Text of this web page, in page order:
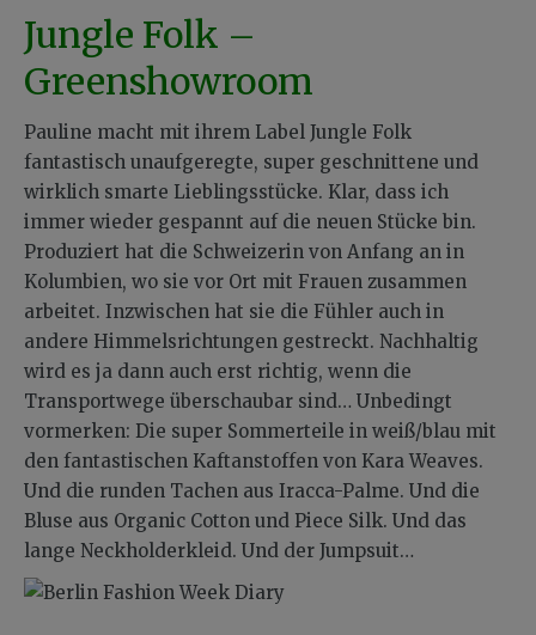
Jungle Folk –
Greenshowroom
Pauline macht mit ihrem Label Jungle Folk
fantastisch unaufgeregte, super geschnittene und
wirklich smarte Lieblingsstücke. Klar, dass ich
immer wieder gespannt auf die neuen Stücke bin.
Produziert hat die Schweizerin von Anfang an in
Kolumbien, wo sie vor Ort mit Frauen zusammen
arbeitet. Inzwischen hat sie die Fühler auch in
andere Himmelsrichtungen gestreckt. Nachhaltig
wird es ja dann auch erst richtig, wenn die
Transportwege überschaubar sind… Unbedingt
vormerken: Die super Sommerteile in weiß/blau mit
den fantastischen Kaftanstoffen von Kara Weaves.
Und die runden Tachen aus Iracca-Palme. Und die
Bluse aus Organic Cotton und Piece Silk. Und das
lange Neckholderkleid. Und der Jumpsuit…